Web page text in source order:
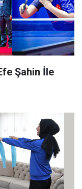
Şahin İle